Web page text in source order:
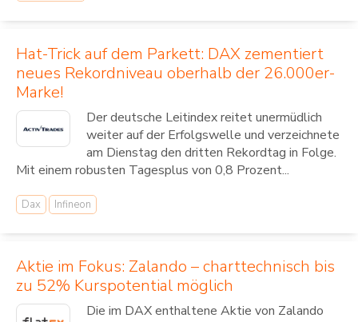
Hat-Trick auf dem Parkett: DAX zementiert
neues Rekordniveau oberhalb der 26.000er-
Marke!
Der deutsche Leitindex reitet unermüdlich
weiter auf der Erfolgswelle und verzeichnete
am Dienstag den dritten Rekordtag in Folge.
Mit einem robusten Tagesplus von 0,8 Prozent...
Dax Infineon
Aktie im Fokus: Zalando – charttechnisch bis
zu 52% Kurspotential möglich
Die im DAX enthaltene Aktie von Zalando